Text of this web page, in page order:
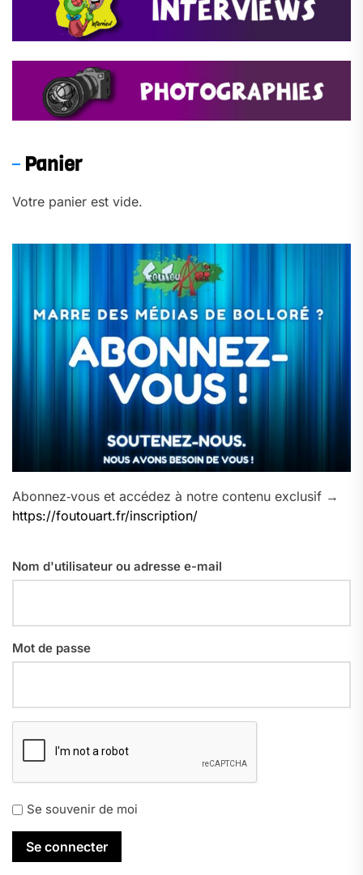
Panier
Votre panier est vide.
Abonnez‑vous et accédez à notre contenu exclusif →
https://foutouart.fr/inscription/
Nom d'utilisateur ou adresse e-mail
Mot de passe
Se souvenir de moi